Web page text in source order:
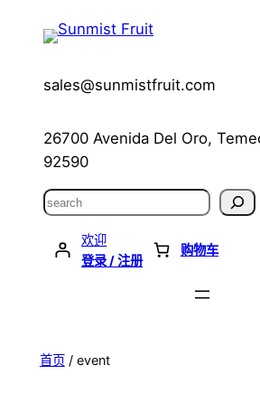
sales@sunmistfruit.com
26700 Avenida Del Oro,
92590
搜
欢迎
登录 / 注册
购物车
首页/ event